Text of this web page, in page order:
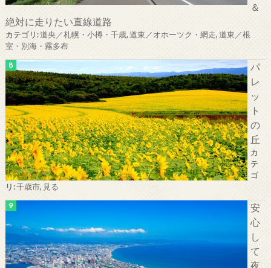
＆
絶対に走りたい直線道路
カテゴリ:道央／札幌・小樽・千歳,道東／オホーツク・網走,道東／根
室・別海・霧多布
パ
レ
ッ
ト
の
丘
カ
テ
ゴ
リ:千歳市, 見る
安
心
し
て
夜